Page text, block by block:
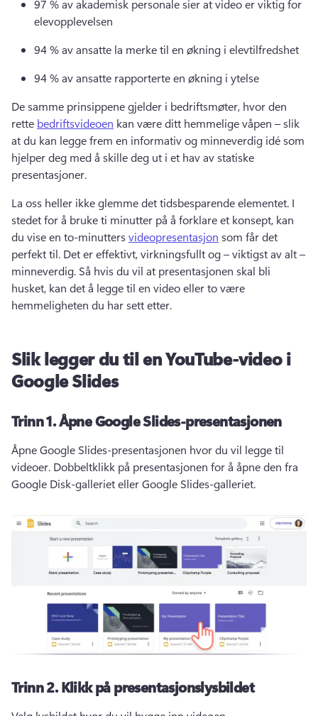
97 % av akademisk personale sier at video er viktig for
elevopplevelsen
94 % av ansatte la merke til en økning i elevtilfredshet
94 % av ansatte rapporterte en økning i ytelse
De samme prinsippene gjelder i bedriftsmøter, hvor den
rette bedriftsvideoen kan være ditt hemmelige våpen – slik
at du kan legge frem en informativ og minneverdig idé som
hjelper deg med å skille deg ut i et hav av statiske
presentasjoner.
La oss heller ikke glemme det tidsbesparende elementet. I
stedet for å bruke ti minutter på å forklare et konsept, kan
du vise en to-minutters videopresentasjon som får det
perfekt til. Det er effektivt, virkningsfullt og – viktigst av alt –
minneverdig. Så hvis du vil at presentasjonen skal bli
husket, kan det å legge til en video eller to være
hemmeligheten du har sett etter.
Slik legger du til en YouTube-video i
Google Slides
Trinn 1.Åpne Google Slides-presentasjonen
Åpne Google Slides-presentasjonen hvor du vil legge til
videoer. Dobbeltklikk på presentasjonen for å åpne den fra
Google Disk-galleriet eller Google Slides-galleriet.
Trinn 2.Klikk på presentasjonslysbildet